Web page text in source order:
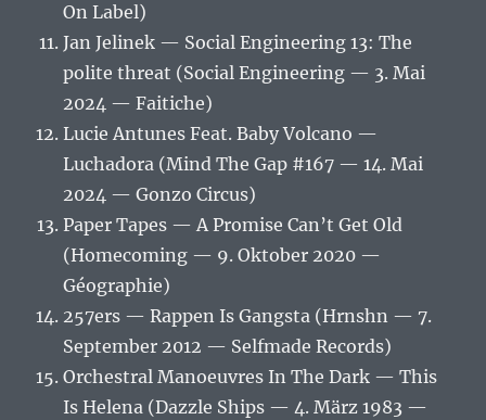
On Label)
Jan Jelinek — Social Engineering 13: The
polite threat (Social Engineering — 3. Mai
2024 — Faitiche)
Lucie Antunes Feat. Baby Volcano —
Luchadora (Mind The Gap #167 — 14. Mai
2024 — Gonzo Circus)
Paper Tapes — A Promise Can’t Get Old
(Homecoming — 9. Oktober 2020 —
Géographie)
257ers — Rappen Is Gangsta (Hrnshn — 7.
September 2012 — Selfmade Records)
Orchestral Manoeuvres In The Dark — This
Is Helena (Dazzle Ships — 4. März 1983 —